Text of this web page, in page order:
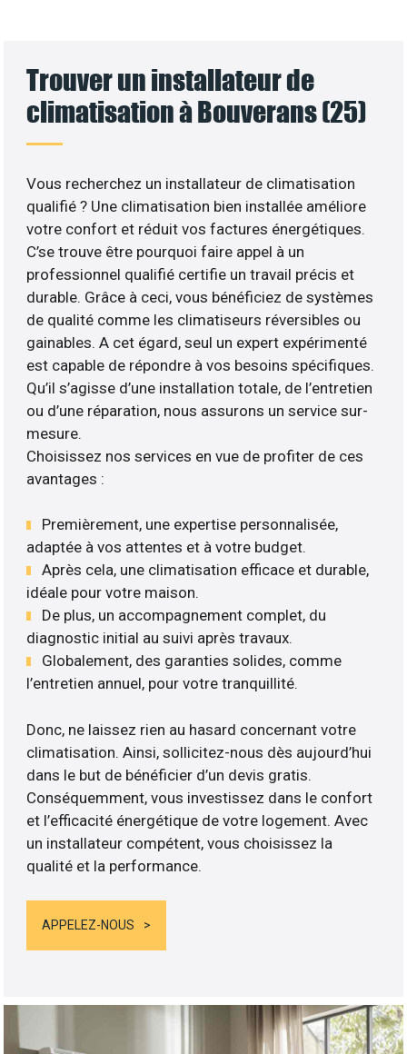
Trouver un installateur de
climatisation à Bouverans (25)
Vous recherchez un installateur de climatisation
qualifié ? Une climatisation bien installée améliore
votre confort et réduit vos factures énergétiques.
C’se trouve être pourquoi faire appel à un
professionnel qualifié certifie un travail précis et
durable. Grâce à ceci, vous bénéficiez de systèmes
de qualité comme les climatiseurs réversibles ou
gainables. A cet égard, seul un expert expérimenté
est capable de répondre à vos besoins spécifiques.
Qu’il s’agisse d’une installation totale, de l’entretien
ou d’une réparation, nous assurons un service sur-
mesure.
Choisissez nos services en vue de profiter de ces
avantages :
Premièrement, une expertise personnalisée,
adaptée à vos attentes et à votre budget.
Après cela, une climatisation efficace et durable,
idéale pour votre maison.
De plus, un accompagnement complet, du
diagnostic initial au suivi après travaux.
Globalement, des garanties solides, comme
l’entretien annuel, pour votre tranquillité.
Donc, ne laissez rien au hasard concernant votre
climatisation. Ainsi, sollicitez-nous dès aujourd’hui
dans le but de bénéficier d’un devis gratis.
Conséquemment, vous investissez dans le confort
et l’efficacité énergétique de votre logement. Avec
un installateur compétent, vous choisissez la
qualité et la performance.
APPELEZ-NOUS